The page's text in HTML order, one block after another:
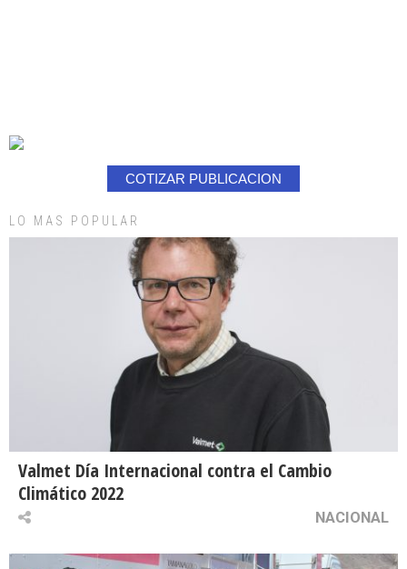
COTIZAR PUBLICACION
LO MAS POPULAR
Valmet Día Internacional contra el Cambio
Climático 2022
NACIONAL